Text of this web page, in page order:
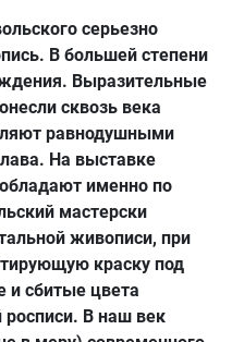
серьезно
В большей степени
Выразительные
сквозь века
равнодушными
На выставке
именно по
мастерски
живописи, при
краску под
и сбитые цвета
росписи. В наш век